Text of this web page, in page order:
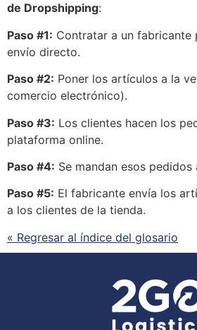
de Dropshipping:
Paso #1: Contratar a un fabricante
envío directo.
Paso #2: Poner los artículos a la
comercio electrónico).
Paso #3: Los clientes hacen los
plataforma online.
Paso #4: Se mandan esos pedidos
Paso #5: El fabricante envía los
a los clientes de la tienda.
« Regresar al índice del glosario